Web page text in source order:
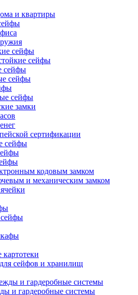
и квартиры
сейфы
сейфы
сейфы
сейфы
сейфы
замки
сертификации
сейфы
кодовым замком
и механическим замком
сейфов и хранилищ
и гардеробные системы